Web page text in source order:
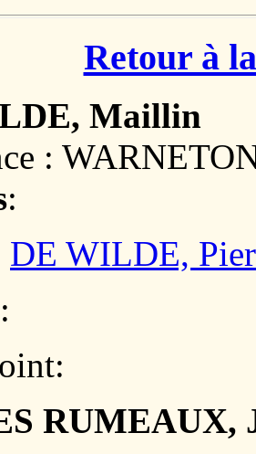
Retour à
Maillin
:
:
DE WILDE,
RUMEAUX,